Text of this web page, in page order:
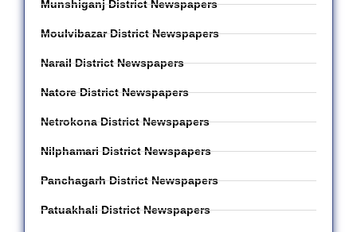
Munshiganj District Newspapers
Moulvibazar District Newspapers
Narail District Newspapers
Natore District Newspapers
Netrokona District Newspapers
Nilphamari District Newspapers
Panchagarh District Newspapers
Patuakhali District Newspapers